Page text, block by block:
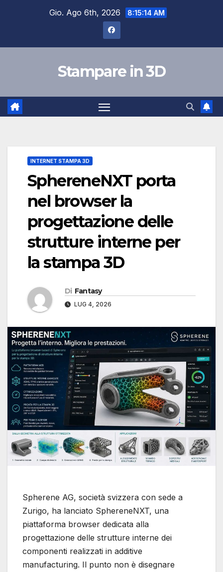
Gio. Ago 6th, 2026 8:15:16 AM
Stampare in 3D
INTERNET STAMPA 3D
SphereneNXT porta
nel browser la
progettazione delle
strutture interne per
la stampa 3D
Di Fantasy
LUG 4, 2026
Spherene AG, società svizzera con sede a
Zurigo, ha lanciato SphereneNXT, una
piattaforma browser dedicata alla
progettazione delle strutture interne dei
componenti realizzati in additive
manufacturing. Il punto non è disegnare